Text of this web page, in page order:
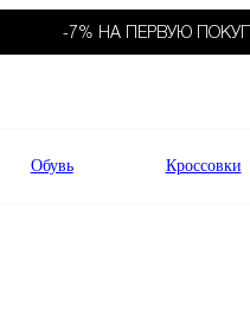
-7% НА ПЕРВУЮ
Обувь Кроссовки